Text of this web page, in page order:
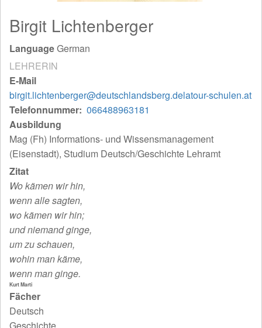
Birgit Lichtenberger
LanguageGerman
LEHRERIN
E-Mail
birgit.lichtenberger@deutschlandsberg.delatour-schulen.at
Telefonnummer 066488963181
Ausbildung
Mag (Fh) Informations- und Wissensmanagement
(Eisenstadt), Studium Deutsch/Geschichte Lehramt
Zitat
Wo kämen wir hin,
wenn alle sagten,
wo kämen wir hin;
und niemand ginge,
um zu schauen,
wohin man käme,
wenn man ginge.
Kurt Marti
Fächer
Deutsch